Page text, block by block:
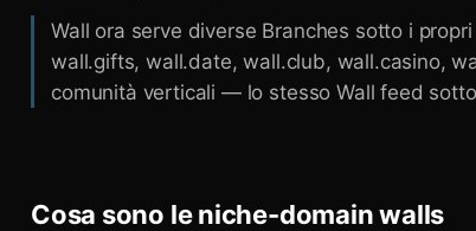
Wall ora serve diverse Branches sotto i
wall.gifts, wall.date, wall.club, wall.casino,
comunità verticali — lo stesso Wall feed
Cosa sono le niche-domain walls